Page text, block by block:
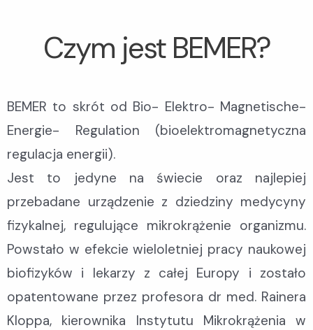
Czym jest BEMER?
BEMER to skrót od Bio- Elektro- Magnetische-
Energie- Regulation (bioelektromagnetyczna
regulacja energii).
Jest to jedyne na świecie oraz najlepiej
przebadane urządzenie z dziedziny medycyny
fizykalnej, regulujące mikrokrążenie organizmu.
Powstało w efekcie wieloletniej pracy naukowej
biofizyków i lekarzy z całej Europy i zostało
opatentowane przez profesora dr med. Rainera
Kloppa, kierownika Instytutu Mikrokrążenia w